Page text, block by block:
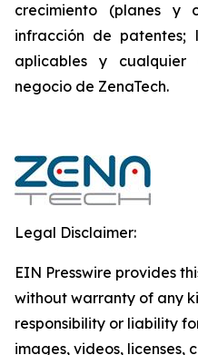
crecimiento (planes y
infracción de patentes;
aplicables y
negocio de ZenaTech.
Legal Disclaimer:
EIN Presswire provides
without warranty of any
responsibility or liability
images, videos, licenses,